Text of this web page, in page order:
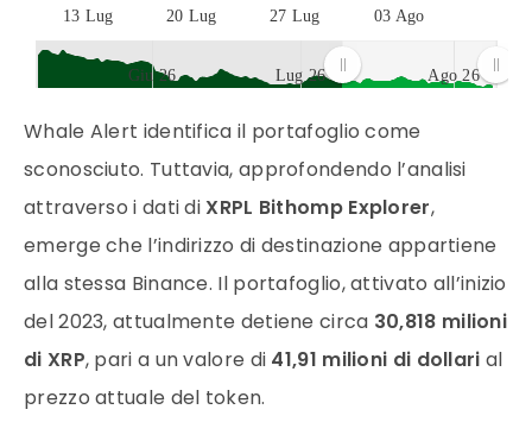
13 Lug 20 Lug 27 Lug 03 Ago
Giu 26 Lug 26 Ago 26
Whale Alert identifica il portafoglio come
sconosciuto. Tuttavia, approfondendo l’analisi
attraverso i dati di XRPL Bithomp Explorer,
emerge che l’indirizzo di destinazione appartiene
alla stessa Binance. Il portafoglio, attivato all’inizio
del 2023, attualmente detiene circa 30,818 milioni
di XRP, pari a un valore di 41,91 milioni di dollari al
prezzo attuale del token.